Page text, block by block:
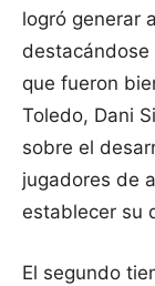
logró generar
destacándose
que fueron
Toledo, Dani
sobre el
jugadores de
establecer su
El segundo